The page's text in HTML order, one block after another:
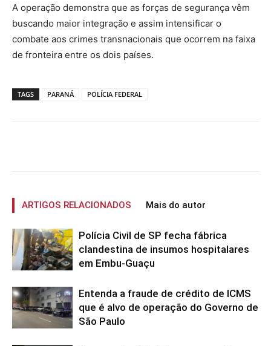
A operação demonstra que as forças de segurança vêm
buscando maior integração e assim intensificar o
combate aos crimes transnacionais que ocorrem na faixa
de fronteira entre os dois países.
TAGS PARANÁ POLÍCIA FEDERAL
ARTIGOS RELACIONADOS Mais do autor
Polícia Civil de SP fecha fábrica
clandestina de insumos hospitalares
em Embu-Guaçu
Entenda a fraude de crédito de ICMS
que é alvo de operação do Governo de
São Paulo